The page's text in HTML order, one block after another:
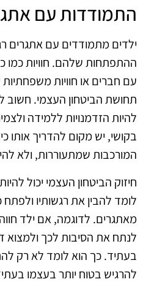
התמודדות עם
ילדים מתמודדים עם אתגרים
ההתפתחות שלהם. חוויות כמו
עם חברים או חוויות
תחושת הביטחון העצמי. חשוב
להיות הזדמנויות ללמידה
בקושי, יש מקום להדריך
המורכבות שמתעוררות, ולא
חיזוק הביטחון העצמי יכול
לומד להבין את רגשותיו
מאתגרים. לדוגמה, אם ילד חווה
לנתח את הסיבות לכך ולמצוא
בעתיד. כך הוא לומד לא רק
להרגיש בטוח יותר בעצמו